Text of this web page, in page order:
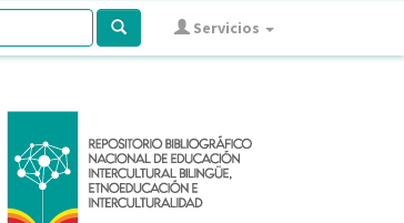
Servicios